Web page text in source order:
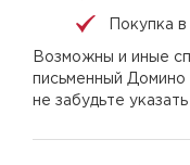
Покупка
Возможны и иные
письменный
не забудьте